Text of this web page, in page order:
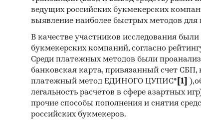
ведущих российских букмекерских
выявление наиболее быстрых методов для
В качестве участников исследования
букмекерских компаний, согласно
Среди платежных методов были
банковская карта, привязанный счет
платежный метод ЕДИНОГО ЦУПИС* [1]
легальность расчетов в сфере азартных
прочие способы пополнения и снятия
российских букмекеров.